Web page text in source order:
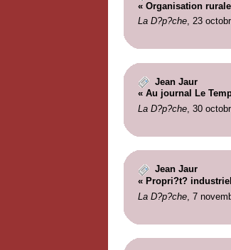
« Organisation
La D?p?che, 23
Jean Jaur
« Au journal Le
La D?p?che, 30
Jean Jaur
« Propri?t?
La D?p?che, 7